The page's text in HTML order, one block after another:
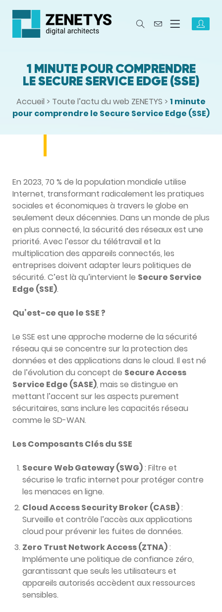
1 MINUTE POUR COMPRENDRE
LE SECURE SERVICE EDGE (SSE)
Accueil > Toute l’actu du web ZENETYS > 1 minute
pour comprendre le Secure Service Edge (SSE)
En 2023, 70 % de la population mondiale utilise
Internet, transformant radicalement les pratiques
sociales et économiques à travers le globe en
seulement deux décennies. Dans un monde de plus
en plus connecté, la sécurité des réseaux est une
priorité. Avec l’essor du télétravail et la
multiplication des appareils connectés, les
entreprises doivent adapter leurs politiques de
sécurité. C’est là qu’intervient le Secure Service
Edge (SSE).
Qu’est-ce que le SSE ?
Le SSE est une approche moderne de la sécurité
réseau qui se concentre sur la protection des
données et des applications dans le cloud. Il est né
de l’évolution du concept de Secure Access
Service Edge (SASE), mais se distingue en
mettant l’accent sur les aspects purement
sécuritaires, sans inclure les capacités réseau
comme le SD-WAN.
Les Composants Clés du SSE
Secure Web Gateway (SWG): Filtre et
sécurise le trafic internet pour protéger contre
les menaces en ligne.
Cloud Access Security Broker (CASB):
Surveille et contrôle l’accès aux applications
cloud pour prévenir les fuites de données.
Zero Trust Network Access (ZTNA):
Implémente une politique de confiance zéro,
garantissant que seuls les utilisateurs et
appareils autorisés accèdent aux ressources
sensibles.